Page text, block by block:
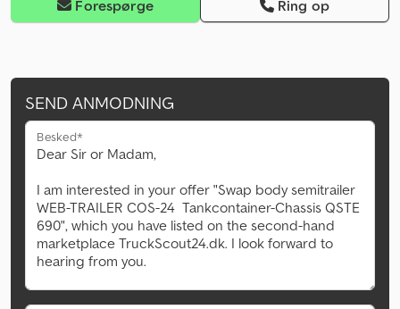
Forespørge Ring op
SEND ANMODNING
Besked*